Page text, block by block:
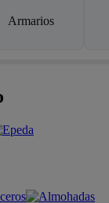
Armarios